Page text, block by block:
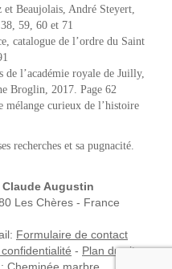
Beaujolais, André Steyert,
59, 60 et 71
catalogue de l’ordre du Saint
de l’académie royale de Juilly,
Broglin, 2017. Page 62
curieux de l’histoire
recherches et sa pugnacité.
Augustin
Les Chères - France
Formulaire de contact
- Plan du site
Cheminée marbre